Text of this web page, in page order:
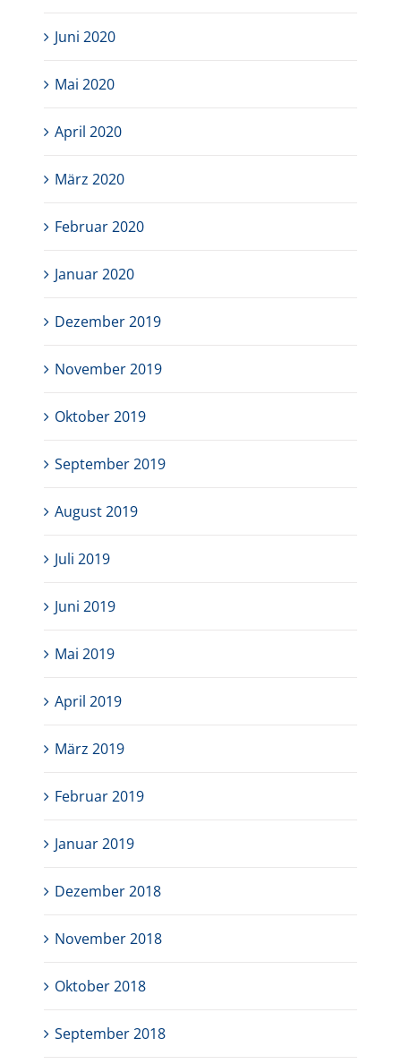
Juni 2020
Mai 2020
April 2020
März 2020
Februar 2020
Januar 2020
Dezember 2019
November 2019
Oktober 2019
September 2019
August 2019
Juli 2019
Juni 2019
Mai 2019
April 2019
März 2019
Februar 2019
Januar 2019
Dezember 2018
November 2018
Oktober 2018
September 2018